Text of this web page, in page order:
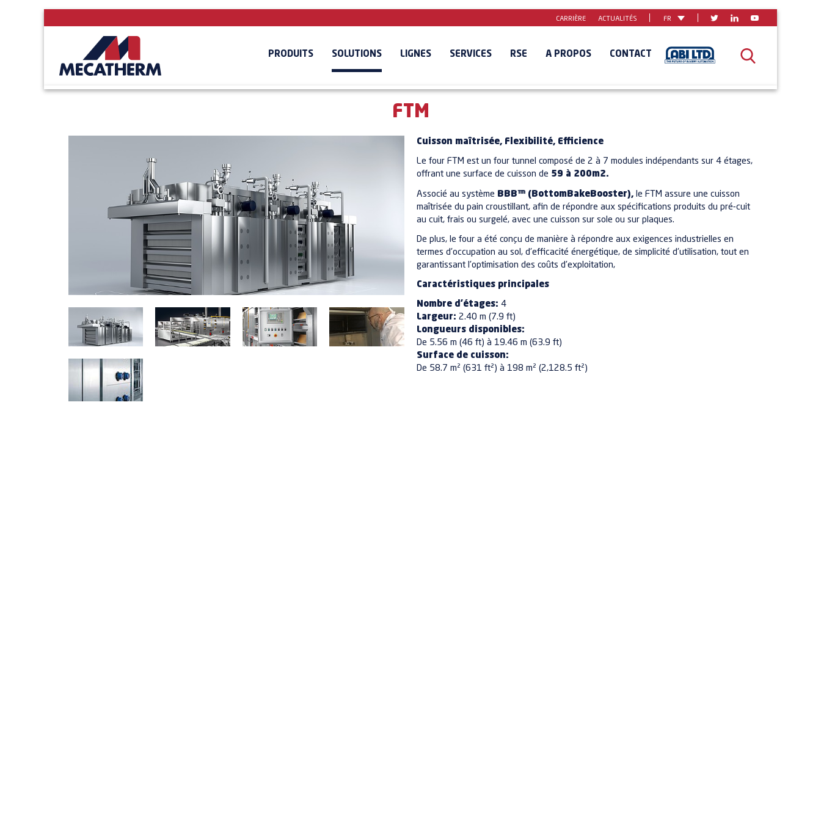
CARRIÈRE ACTUALITÉS FR
PRODUITS SOLUTIONS LIGNES SERVICES RSE A PROPOS CONTACT
Accueil ›Solutions›FTM
FTM
Cuisson maîtrisée, Flexibilité, Efficience
Le four FTM est un four tunnel composé de 2 à 7 modules indépendants sur 4 étages,
offrant une surface de cuisson de 59 à 200m2.
Associé au système BBB™ (BottomBakeBooster), le FTM assure une cuisson
maîtrisée du pain croustillant, afin de répondre aux spécifications produits du pré-cuit
au cuit, frais ou surgelé, avec une cuisson sur sole ou sur plaques.
De plus, le four a été conçu de manière à répondre aux exigences industrielles en
termes d'occupation au sol, d'efficacité énergétique, de simplicité d'utilisation, tout en
garantissant l'optimisation des coûts d'exploitation,
Caractéristiques principales
Nombre d'étages: 4
Largeur: 2.40 m (7.9 ft)
Longueurs disponibles:
De 5.56 m (46 ft) à 19.46 m (63.9 ft)
Surface de cuisson:
De 58.7 m² (631 ft²) à 198 m² (2,128.5 ft²)